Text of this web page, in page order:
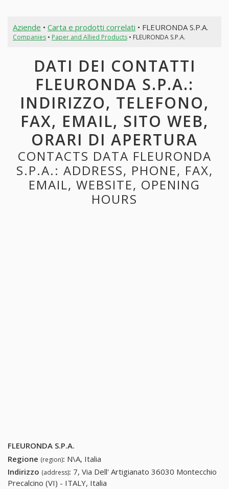
Aziende • Carta e prodotti correlati • FLEURONDA S.P.A.
Companies• Paper and Allied Products• FLEURONDA S.P.A.
DATI DEI CONTATTI
FLEURONDA S.P.A.:
INDIRIZZO, TELEFONO,
FAX, EMAIL, SITO WEB,
ORARI DI APERTURA
CONTACTS DATA FLEURONDA
S.P.A.: ADDRESS, PHONE, FAX,
EMAIL, WEBSITE, OPENING
HOURS
FLEURONDA S.P.A.
Regione (region): N\A, Italia
Indirizzo (address): 7, Via Dell' Artigianato 36030 Montecchio
Precalcino (VI) - ITALY, Italia